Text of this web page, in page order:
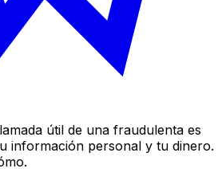
útil de una fraudulenta es
información personal y tu dinero.